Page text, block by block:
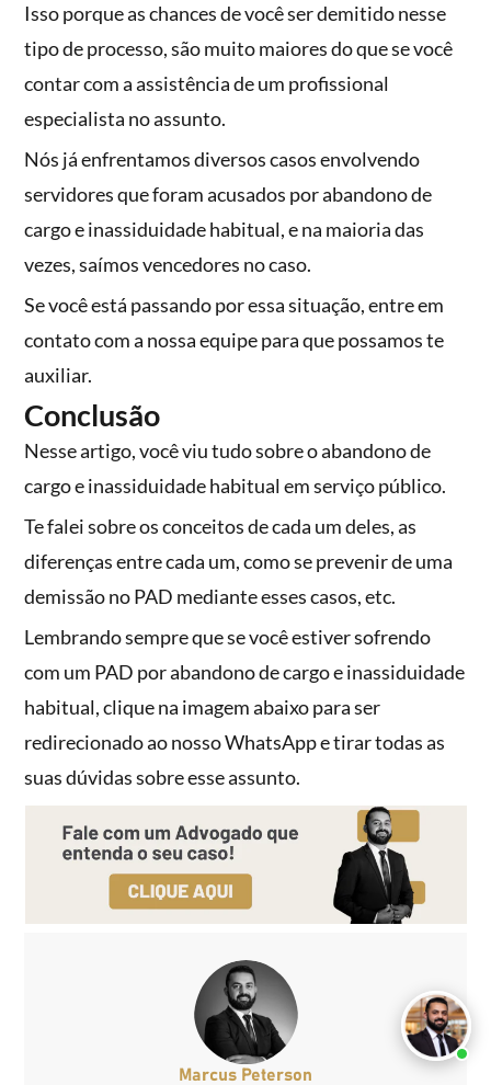
Isso porque as chances de você ser demitido nesse
tipo de processo, são muito maiores do que se você
contar com a assistência de um profissional
especialista no assunto.
Nós já enfrentamos diversos casos envolvendo
servidores que foram acusados por abandono de
cargo e inassiduidade habitual, e na maioria das
vezes, saímos vencedores no caso.
Se você está passando por essa situação, entre em
contato com a nossa equipe para que possamos te
auxiliar.
Conclusão
Nesse artigo, você viu tudo sobre o abandono de
cargo e inassiduidade habitual em serviço público.
Te falei sobre os conceitos de cada um deles, as
diferenças entre cada um, como se prevenir de uma
demissão no PAD mediante esses casos, etc.
Lembrando sempre que se você estiver sofrendo
com um PAD por abandono de cargo e inassiduidade
habitual, clique na imagem abaixo para ser
redirecionado ao nosso WhatsApp e tirar todas as
suas dúvidas sobre esse assunto.
Marcus Peterson